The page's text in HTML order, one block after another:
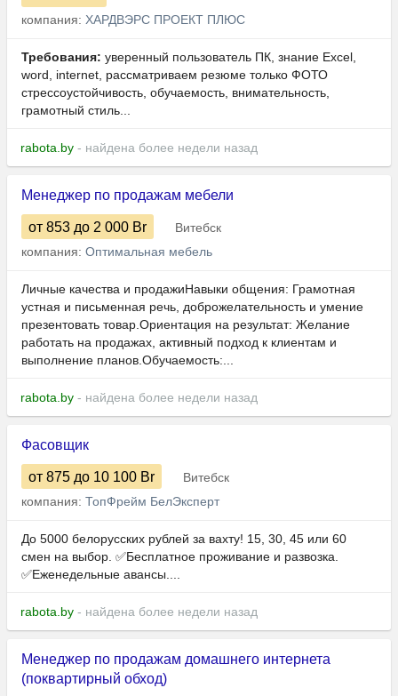
компания: ХАРДВЭРС ПРОЕКТ ПЛЮС
Требования: уверенный пользователь ПК, знание Excel,
word, internet, рассматриваем резюме только ФОТО
стрессоустойчивость, обучаемость, внимательность,
грамотный стиль...
rabota.by - найдена более недели назад
Менеджер по продажам мебели
от 853 до 2 000 Br
Витебск
компания: Оптимальная мебель
Личные качества и продажиНавыки общения: Грамотная
устная и письменная речь, доброжелательность и умение
презентовать товар.Ориентация на результат: Желание
работать на продажах, активный подход к клиентам и
выполнение планов.Обучаемость:...
rabota.by - найдена более недели назад
Фасовщик
от 875 до 10 100 Br
Витебск
компания: ТопФрейм БелЭксперт
До 5000 белорусских рублей за вахту! 15, 30, 45 или 60
смен на выбор. ✅Бесплатное проживание и развозка.
✅Еженедельные авансы....
rabota.by - найдена более недели назад
Менеджер по продажам домашнего интернета
(поквартирный обход)